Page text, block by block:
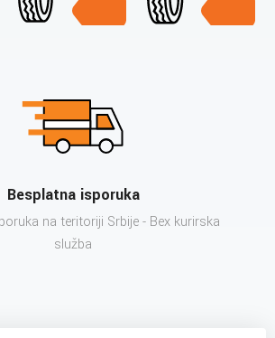
Besplatna isporuka
na teritoriji Srbije - Bex kurirska
služba